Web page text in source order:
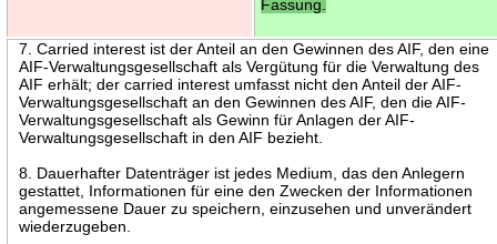
Fassung.
7. Carried interest ist der Anteil an den Gewinnen des AIF, den eine
AIF-Verwaltungsgesellschaft als Vergütung für die Verwaltung des
AIF erhält; der carried interest umfasst nicht den Anteil der AIF-
Verwaltungsgesellschaft an den Gewinnen des AIF, den die AIF-
Verwaltungsgesellschaft als Gewinn für Anlagen der AIF-
Verwaltungsgesellschaft in den AIF bezieht.
8. Dauerhafter Datenträger ist jedes Medium, das den Anlegern
gestattet, Informationen für eine den Zwecken der Informationen
angemessene Dauer zu speichern, einzusehen und unverändert
wiederzugeben.